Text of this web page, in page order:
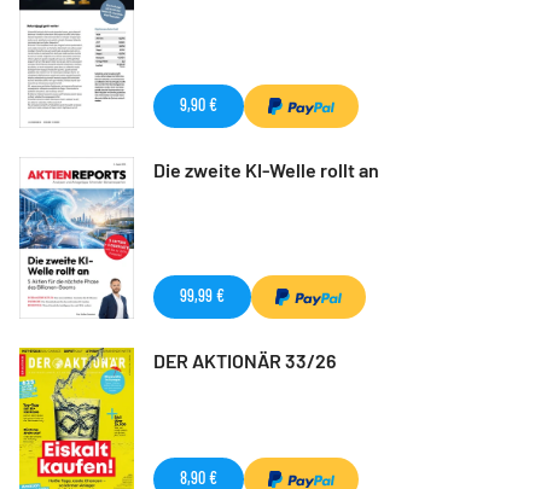
9,90 €
Die zweite KI-Welle rollt an
99,99 €
DER AKTIONÄR 33/26
8,90 €